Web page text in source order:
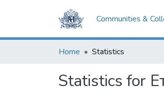
Communities &
Home Statistics
Statistics for